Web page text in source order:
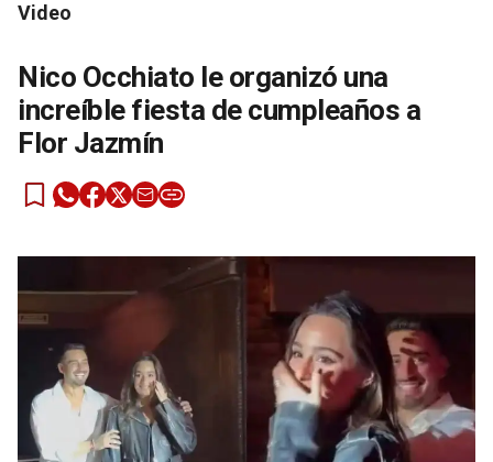
Video
Nico Occhiato le organizó una
increíble fiesta de cumpleaños a
Flor Jazmín